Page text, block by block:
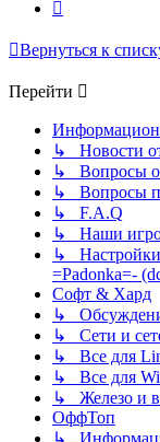
Вернуться к
Перейти
↳ Новости
↳ Вопросы
↳ Вопросы
↳ F.A.Q
↳ Наши
↳ Настройки
=Padonka=-
Софт & Хард
↳
↳ Сети и
↳ Все для
↳ Все для
↳ Железо и
ОффТоп